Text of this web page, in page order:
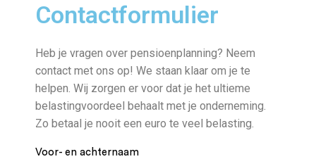
Contactformulier
Heb je vragen over pensioenplanning? Neem
contact met ons op! We staan klaar om je te
helpen. Wij zorgen er voor dat je het ultieme
belastingvoordeel behaalt met je onderneming.
Zo betaal je nooit een euro te veel belasting.
Voor- en achternaam